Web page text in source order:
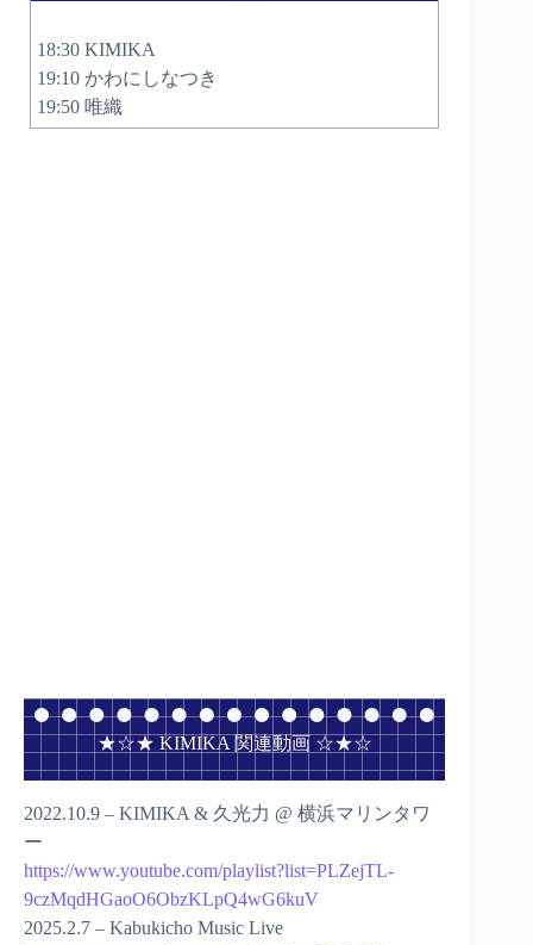
18:30 KIMIKA
19:10 かわにしなつき
19:50 唯織
★☆★ KIMIKA 関連動画 ☆★☆
2022.10.9 – KIMIKA & 久光力 @ 横浜マリンタワ
ー
https://www.youtube.com/playlist?list=PLZejTL-
9czMqdHGaoO6ObzKLpQ4wG6kuV
2025.2.7 – Kabukicho Music Live